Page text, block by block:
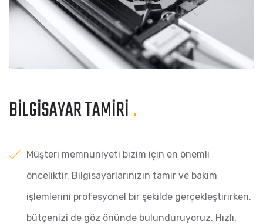
BILGISAYAR TAMIRI.
Müşteri memnuniyeti bizim için en önemli
önceliktir. Bilgisayarlarınızın tamir ve bakım
işlemlerini profesyonel bir şekilde gerçekleştirirken,
bütçenizi de göz önünde bulunduruyoruz. Hızlı,